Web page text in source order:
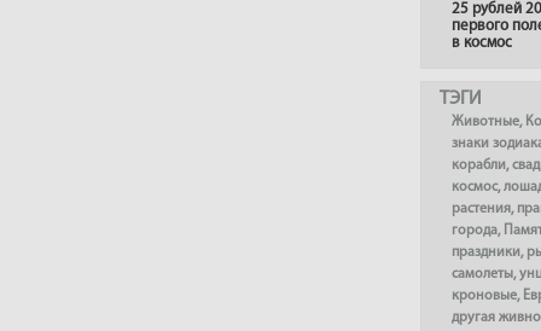
25 рублей
первого
в космос
ТЭГИ
Животные,
знаки
корабли,
космос,
растения,
города,
праздники,
самолеты,
кроновые,
другая